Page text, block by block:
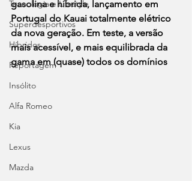
Tecnologia e Lifestyle
Superdesportivos
Híbridos
Reportagem
Insólito
Alfa Romeo
Kia
Lexus
Mazda
gasolina e híbrida, lançamento em
Portugal do Kauai totalmente elétrico
da nova geração. Em teste, a versão
mais acessível, e mais equilibrada da
gama em (quase) todos os domínios